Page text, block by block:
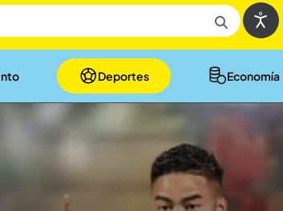
Deportes Economía